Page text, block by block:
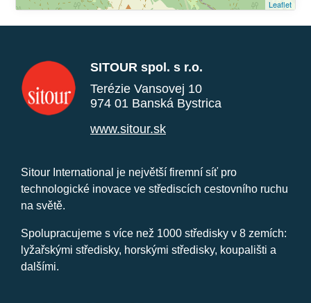
Leaflet
SITOUR spol. s r.o.
Terézie Vansovej 10
974 01 Banská Bystrica
www.sitour.sk
Sitour International je největší firemní síť pro
technologické inovace ve střediscích cestovního ruchu
na světě.
Spolupracujeme s více než 1000 středisky v 8 zemích:
lyžařskými středisky, horskými středisky, koupališti a
dalšími.